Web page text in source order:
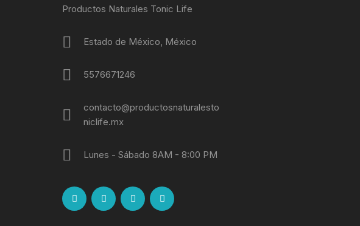
Productos Naturales Tonic Life
Estado de México, México
5576671246
contacto@productosnaturalesto
niclife.mx
Lunes - Sábado 8AM - 8:00 PM